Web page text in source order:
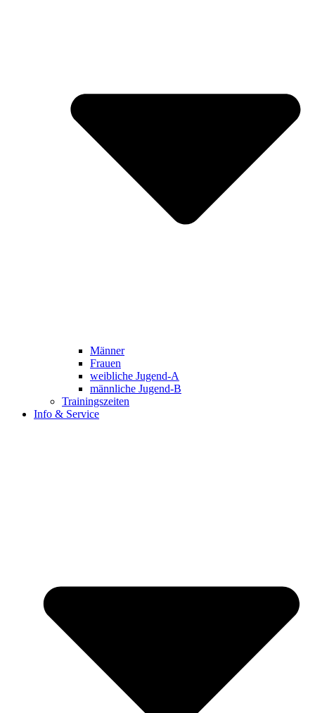
Männer
Frauen
weibliche Jugend-A
männliche Jugend-B
Trainingszeiten
Info & Service